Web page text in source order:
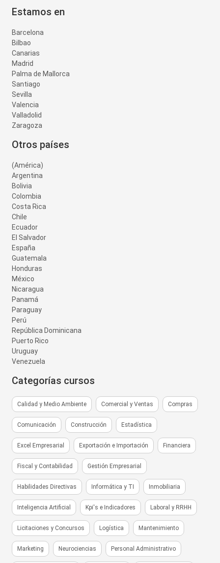
Estamos en
Barcelona
Bilbao
Canarias
Madrid
Palma de Mallorca
Santiago
Sevilla
Valencia
Valladolid
Zaragoza
Otros países
(América)
Argentina
Bolivia
Colombia
Costa Rica
Chile
Ecuador
El Salvador
España
Guatemala
Honduras
México
Nicaragua
Panamá
Paraguay
Perú
República Dominicana
Puerto Rico
Uruguay
Venezuela
Categorías cursos
Calidad y Medio Ambiente Comercial y Ventas Compras
Comunicación Construcción Estadística
Excel Empresarial Exportación e Importación Financiera
Fiscal y Contabilidad Gestión Empresarial
Habilidades Directivas Informática y TI Inmobiliaria
Inteligencia Artificial Kpi's e Indicadores Laboral y RRHH
Licitaciones y Concursos Logística Mantenimiento
Marketing Neurociencias Personal Administrativo